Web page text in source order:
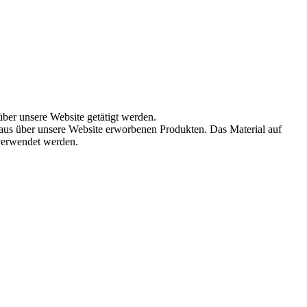
unsere Website getätigt werden.
über unsere Website erworbenen Produkten. Das Material auf
werden.